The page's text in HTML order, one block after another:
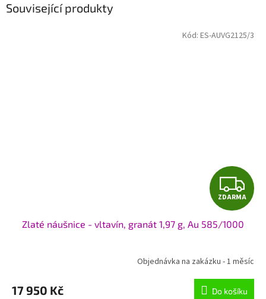
Související produkty
Z
D
R
M
ZDARMA
Zlaté náušnice - vltavín, granát 1,97 g, Au 585/1000
Objednávka na zakázku - 1 měsíc
17 950 Kč Do košíku
Kód: ES-AUVG2125/3